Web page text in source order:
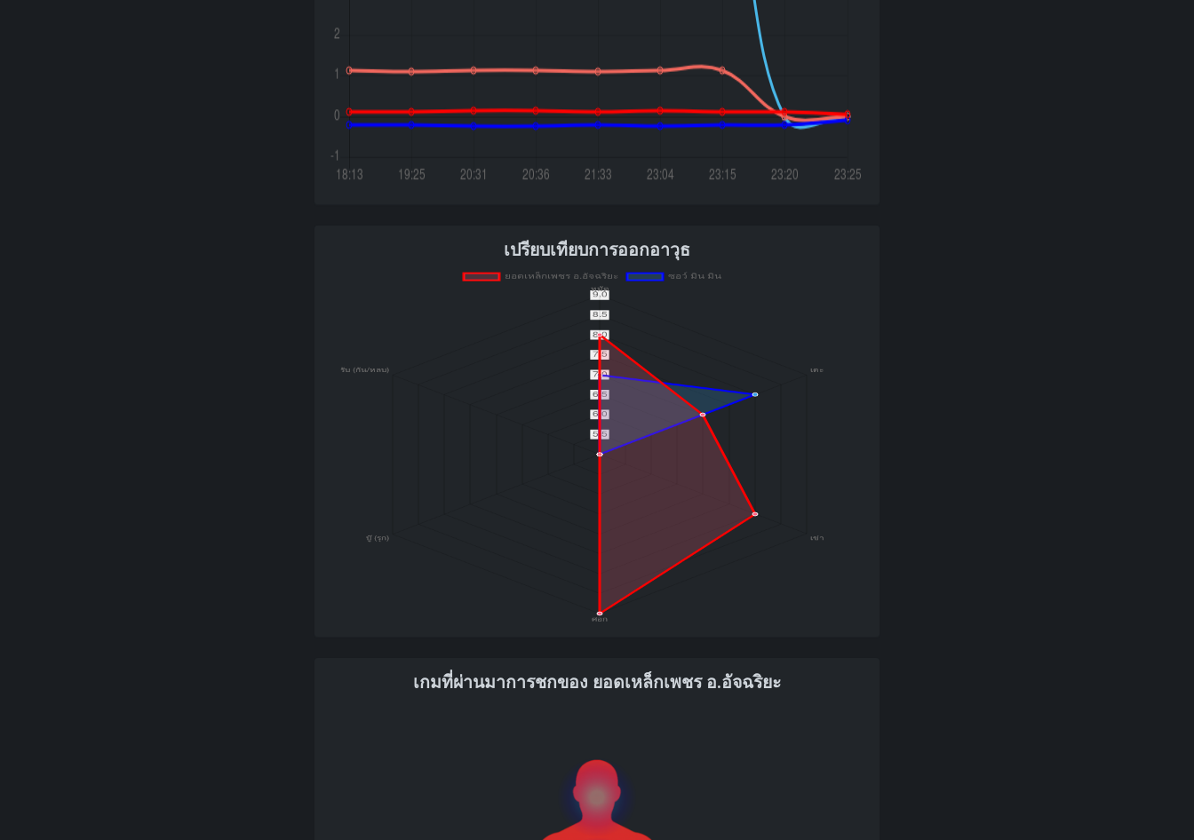
เปรียบเทียบการออกอาวุธ
เกมที่ผ่านมาการชกของ ยอดเหล็กเพชร อ.อัจฉริยะ